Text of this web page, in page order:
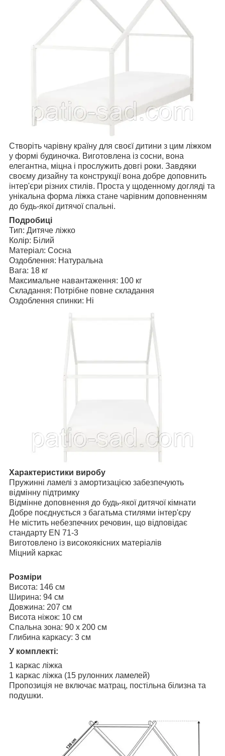
Створіть чарівну країну для своєї дитини з цим ліжком
у формі будиночка. Виготовлена із сосни, вона
елегантна, міцна і прослужить довгі роки. Завдяки
своєму дизайну та конструкції вона добре доповнить
інтер'єри різних стилів. Проста у щоденному догляді та
унікальна форма ліжка стане чарівним доповненням
до будь-якої дитячої спальні.
Подробиці
Тип: Дитяче ліжко
Колір: Білий
Матеріал: Сосна
Оздоблення: Натуральна
Вага: 18 кг
Максимальне навантаження: 100 кг
Складання: Потрібне повне складання
Оздоблення спинки: Ні
Характеристики виробу
Пружинні ламелі з амортизацією забезпечують
відмінну підтримку
Відмінне доповнення до будь-якої дитячої кімнати
Добре поєднується з багатьма стилями інтер'єру
Не містить небезпечних речовин, що відповідає
стандарту EN 71-3
Виготовлено із високоякісних матеріалів
Міцний каркас
Розміри
Висота: 146 см
Ширина: 94 см
Довжина: 207 см
Висота ніжок: 10 см
Спальна зона: 90 x 200 см
Глибина каркасу: 3 см
У комплекті:
1 каркас ліжка
1 каркас ліжка (15 рулонних ламелей)
Пропозиція не включає матрац, постільна білизна та
подушки.